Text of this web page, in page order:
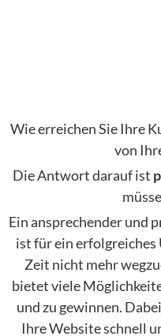
Wie erreichen Sie Ihre
von
Die Antwort darauf ist
Ein ansprechender und
ist für ein
Zeit nicht mehr
bietet viele
und zu gewinnen.
Ihre Website schnell